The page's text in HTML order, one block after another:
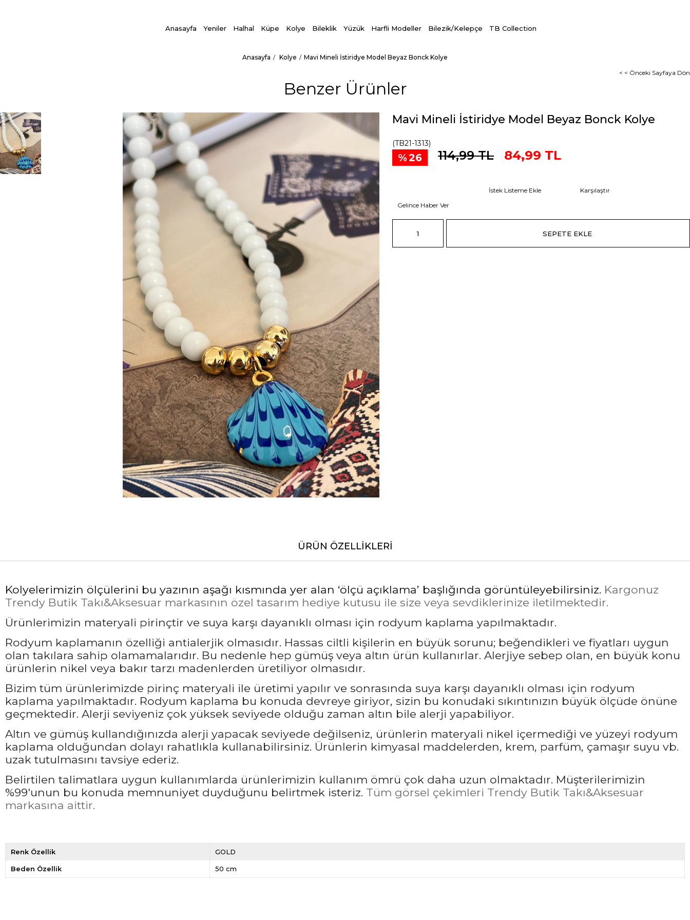
Anasayfa Yeniler Halhal Küpe Kolye Bileklik Yüzük Harfli Modeller Bilezik/Kelepçe TB Collection
Anasayfa Kolye
Mavi Mineli İstiridye Model Beyaz Bonck Kolye
< < Önceki Sayfaya Dön
Benzer Ürünler
Mavi Mineli İstiridye Model Beyaz Bonck Kolye
(TB21-1313)
26 114,99 TL 84,99 TL
İstek Listeme Ekle
Karşılaştır
Gelince Haber Ver
ÜRÜN ÖZELLIKLERI
Kolyelerimizin ölçülerini bu yazının aşağı kısmında yer alan ‘ölçü açıklama’ başlığında görüntüleyebilirsiniz. Kargonuz
Trendy Butik Takı&Aksesuar markasının özel tasarım hediye kutusu ile size veya sevdiklerinize iletilmektedir.
Ürünlerimizin materyali pirinçtir ve suya karşı dayanıklı olması için rodyum kaplama yapılmaktadır.
Rodyum kaplamanın özelliği antialerjik olmasıdır. Hassas ciltli kişilerin en büyük sorunu; beğendikleri ve fiyatları uygun
olan takılara sahip olamamalarıdır. Bu nedenle hep gümüş veya altın ürün kullanırlar. Alerjiye sebep olan, en büyük konu
ürünlerin nikel veya bakır tarzı madenlerden üretiliyor olmasıdır.
Bizim tüm ürünlerimizde pirinç materyali ile üretimi yapılır ve sonrasında suya karşı dayanıklı olması için rodyum
kaplama yapılmaktadır. Rodyum kaplama bu konuda devreye giriyor, sizin bu konudaki sıkıntınızın büyük ölçüde önüne
geçmektedir. Alerji seviyeniz çok yüksek seviyede olduğu zaman altın bile alerji yapabiliyor.
Altın ve gümüş kullandığınızda alerji yapacak seviyede değilseniz, ürünlerin materyali nikel içermediği ve yüzeyi rodyum
kaplama olduğundan dolayı rahatlıkla kullanabilirsiniz. Ürünlerin kimyasal maddelerden, krem, parfüm, çamaşır suyu vb.
uzak tutulmasını tavsiye ederiz.
Belirtilen talimatlara uygun kullanımlarda ürünlerimizin kullanım ömrü çok daha uzun olmaktadır. Müşterilerimizin
%99'unun bu konuda memnuniyet duyduğunu belirtmek isteriz. Tüm görsel çekimleri Trendy Butik Takı&Aksesuar
markasına aittir.
Renk Özellik GOLD
Beden Özellik 50 cm